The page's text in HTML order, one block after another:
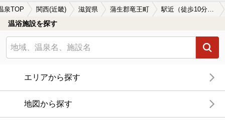
泉TOP 関西(近畿) 滋賀県 蒲生郡竜王町 駅近（徒歩10分以内）の蒲生郡竜王町の温泉、日帰り温泉、スーパー銭湯おすすめ
温浴施設を探す
エリアから探す
地図から探す